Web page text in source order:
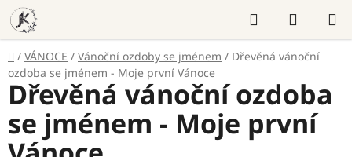
Přejít
na
obsah
Hledat
KOŠÍK
Domů
/ VÁNOCE / Vánoční ozdoby se jménem / Dřevěná vánoční
ozdoba se jménem - Moje první Vánoce
Dřevěná vánoční ozdoba
se jménem - Moje první